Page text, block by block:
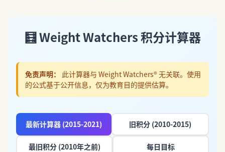
🧮 Weight Watchers 积分计算器
免责声明：
此计算器与 Weight Watchers® 无关联。使用
的公式基于公开信息，仅为教育目的提供估算。
最新计算器 (2015-2021) 旧积分 (2010-2015)
最旧积分 (2010年之前) 每日目标